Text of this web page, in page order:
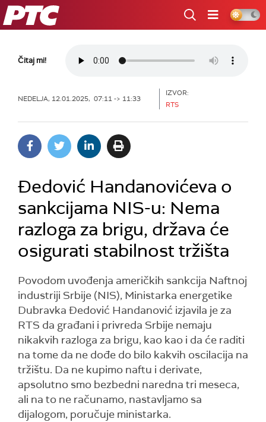
RTS
Čitaj mi!
NEDELJA, 12.01.2025, 07:11 -> 11:33
IZVOR:
RTS
Đedović Handanovićeva o
sankcijama NIS-u: Nema
razloga za brigu, država će
osigurati stabilnost tržišta
Povodom uvođenja američkih sankcija Naftnoj
industriji Srbije (NIS), Ministarka energetike
Dubravka Đedović Handanović izjavila je za
RTS da građani i privreda Srbije nemaju
nikakvih razloga za brigu, kao kao i da će raditi
na tome da ne dođe do bilo kakvih oscilacija na
tržištu. Da ne kupimo naftu i derivate,
apsolutno smo bezbedni naredna tri meseca,
ali na to ne računamo, nastavljamo sa
dijalogom, poručuje ministarka.